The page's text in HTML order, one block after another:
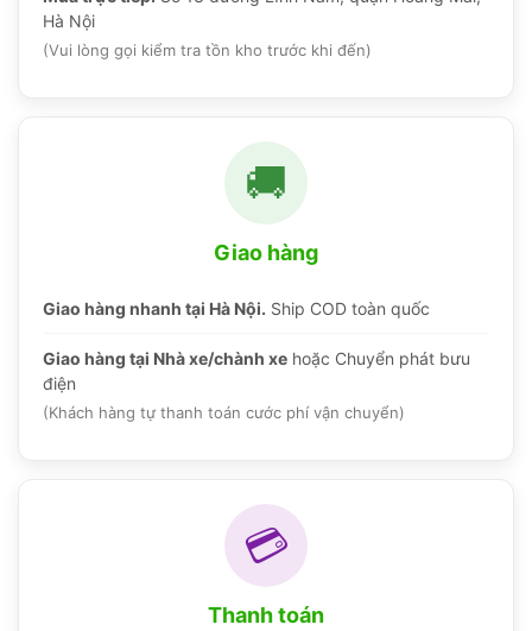
Hà Nội
(Vui lòng gọi kiểm tra tồn kho trước khi đến)
🚚
Giao hàng
Giao hàng nhanh tại Hà Nội. Ship COD toàn quốc
Giao hàng tại Nhà xe/chành xe hoặc Chuyển phát bưu
điện
(Khách hàng tự thanh toán cước phí vận chuyển)
💳
Thanh toán